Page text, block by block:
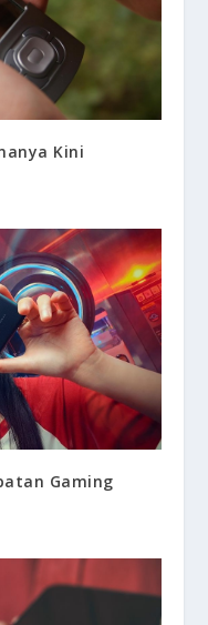
Kini
Gaming